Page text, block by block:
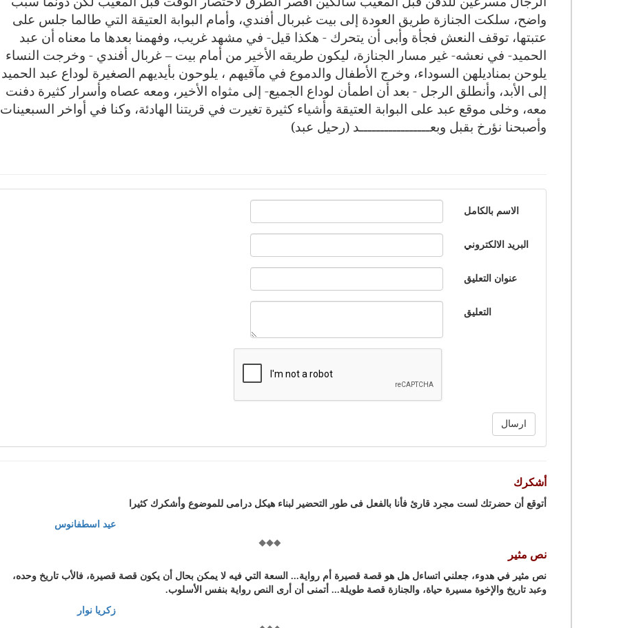
واضح، سلكت الجنازة طريق العودة إلى بيت غبربال أفندي، وأمام البوابة العتيقة التي طالما جلس على
عتبتها، توقف النعش فجأة وأبى أن يتحرك - هكذا قيل- في مشهد غريب، وفهمنا بعدها ما معناه أن عبد
الحميد- في نعشه- غير مسار الجنازة، ليكون طريقه الأخير من أمام بيت – غربال أفندي - وخرجت النساء
يلوحن بمناديلهن السوداء، وخرج الأطفال والدموع في مآقيهم ، يلوحون بأيديهم الصغيرة لوداع عبد الحميد
إلى الأبد، وأنطلق الرجل - بعد أن اطمأن لوداع الجميع- إلى مثواه الأخير، ومعه عصاه وأسرار كثيرة دفنت
معه، وخلى موقع عبد على البوابة العتيقة وأشياء كثيرة تغيرت في قريتنا الهادئة، وكنا في أواخر السبعينات
وأصبحنا نؤرخ بقبل وبعـــــــــــــــــد (رحيل عبد)
الاسم بالكامل
البريد الالكتروني
عنوان التعليق
التعليق
ارسال
أشكرك
أتوقع أن حضرتك لست مجرد قارئ فأنا بالفعل فى طور التحضير لبناء هيكل درامى للموضوع وأشكرك كثيرا
عيد اسطفانوس
نص مثير
نص مثير في هدوء، جعلني اتساءل هل هو قصة قصيرة أم رواية... السعة التي فيه لا يمكن بحال أن يكون قصة قصيرة، فالأب تاريخ وحده،
وعبد تاريخ والإخوة مسيرة حياة، والجنازة قصة طويلة... أتمنى أن أرى النص رواية بنفس الأسلوب.
زكريا نوار